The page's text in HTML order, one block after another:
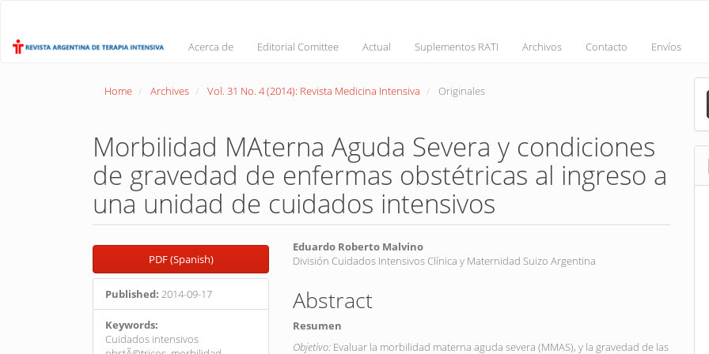
Content
Acerca de Editorial Comittee Actual Suplementos RATI Archivos Contacto Envíos
Home Archives Vol. 31 No. 4 (2014): Revista Medicina Intensiva Originales
Morbilidad MAterna Aguda Severa y condiciones
de gravedad de enfermas obstétricas al ingreso a
una unidad de cuidados intensivos
Article
SidebarPDF (Spanish)
Published: 2014-09-17
Keywords:
Cuidados intensivos
Main
Article
Content
Eduardo Roberto Malvino
División Cuidados Intensivos Clínica y Maternidad Suizo Argentina
Abstract
Resumen
Objetivo: Evaluar la morbilidad materna aguda severa (MMAS), y la gravedad de las